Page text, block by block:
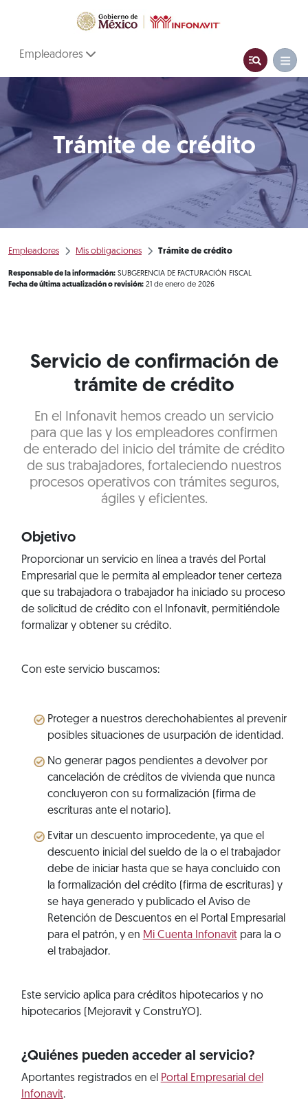
Empleadores
Trámite de crédito
Empleadores Mis obligaciones Trámite de crédito
Responsable de la información: SUBGERENCIA DE FACTURACIÓN FISCAL
Fecha de última actualización o revisión: 21 de enero de 2026
Servicio de confirmación de
trámite de crédito
En el Infonavit hemos creado un servicio
para que las y los empleadores confirmen
de enterado del inicio del trámite de crédito
de sus trabajadores, fortaleciendo nuestros
procesos operativos con trámites seguros,
ágiles y eficientes.
Objetivo
Proporcionar un servicio en línea a través del Portal
Empresarial que le permita al empleador tener certeza
que su trabajadora o trabajador ha iniciado su proceso
de solicitud de crédito con el Infonavit, permitiéndole
formalizar y obtener su crédito.
Con este servicio buscamos:
Proteger a nuestros derechohabientes al prevenir
posibles situaciones de usurpación de identidad.
No generar pagos pendientes a devolver por
cancelación de créditos de vivienda que nunca
concluyeron con su formalización (firma de
escrituras ante el notario).
Evitar un descuento improcedente, ya que el
descuento inicial del sueldo de la o el trabajador
debe de iniciar hasta que se haya concluido con
la formalización del crédito (firma de escrituras) y
se haya generado y publicado el Aviso de
Retención de Descuentos en el Portal Empresarial
para el patrón, y en Mi Cuenta Infonavitpara la o
el trabajador.
Este servicio aplica para créditos hipotecarios y no
hipotecarios (Mejoravit y ConstruYO).
¿Quiénes pueden acceder al servicio?
Aportantes registrados en el Portal Empresarial del
Infonavit.